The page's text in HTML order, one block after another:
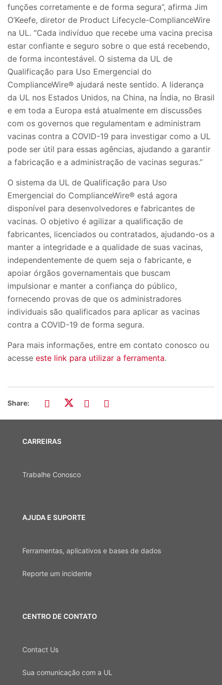
funções corretamente e de forma segura”, afirma Jim
O’Keefe, diretor de Product Lifecycle-ComplianceWire
na UL. “Cada indivíduo que recebe uma vacina precisa
estar confiante e seguro sobre o que está recebendo,
de forma incontestável. O sistema da UL de
Qualificação para Uso Emergencial do
ComplianceWire® ajudará neste sentido. A liderança
da UL nos Estados Unidos, na China, na Índia, no Brasil
e em toda a Europa está atualmente em discussões
com os governos que regulamentam e administram
vacinas contra a COVID-19 para investigar como a UL
pode ser útil para essas agências, ajudando a garantir
a fabricação e a administração de vacinas seguras.”
O sistema da UL de Qualificação para Uso
Emergencial do ComplianceWire® está agora
disponível para desenvolvedores e fabricantes de
vacinas. O objetivo é agilizar a qualificação de
fabricantes, licenciados ou contratados, ajudando-os a
manter a integridade e a qualidade de suas vacinas,
independentemente de quem seja o fabricante, e
apoiar órgãos governamentais que buscam
impulsionar e manter a confiança do público,
fornecendo provas de que os administradores
individuais são qualificados para aplicar as vacinas
contra a COVID-19 de forma segura.
Para mais informações, entre em contato conosco ou
acesse este link para utilizar a ferramenta.
Share:
CARREIRAS
Trabalhe Conosco
AJUDA E SUPORTE
Ferramentas, aplicativos e bases de dados
Reporte um incidente
CENTRO DE CONTATO
Contact Us
Sua comunicação com a UL